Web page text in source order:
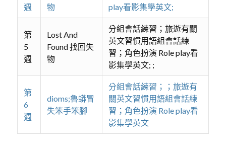
週
物
play看影集學英文;
第
5
週
Lost And
Found 找回失
物
分組會話練習；旅遊有關
英文習慣用語組會話練
習；角色扮演 Role play看
影集學英文; ;
第
6
週
dioms;魯蟒冒
失笨手笨腳
分組會話練習；；旅遊有
關英文習慣用語組會話練
習；角色扮演 Role play看
影集學英文